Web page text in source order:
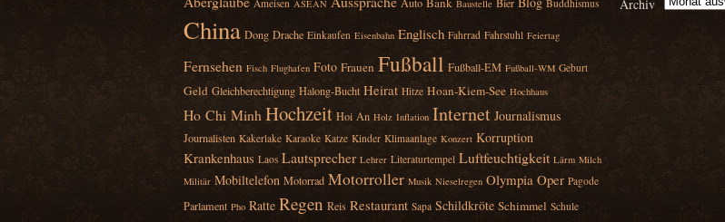
Ameisen ASEAN Auto Baustelle Bier Buddhismus
China Dong Drache Einkaufen Eisenbahn Englisch Fahrrad Fahrstuhl Feiertag
Fernsehen Fisch Flughafen Foto Frauen Fußball Fußball‑EM Fußball‑WM Geburt
Geld Gleichberechtigung Halong‑Bucht Heirat Hitze Hoan‑Kiem‑See Hochhaus
Ho Chi MinhHochzeit Hoi An Holz Inflation Internet Journalismus
Journalisten Kakerlake Karaoke Katze Kinder Klimaanlage Konzert Korruption
Krankenhaus Laos Lautsprecher Lehrer Literaturtempel Luftfeuchtigkeit Lärm Milch
Militär Mobiltelefon Motorrad Motorroller Musik Nieselregen Olympia Oper Pagode
Parlament Pho Ratte Regen Reis Restaurant Sapa Schildkröte Schimmel Schule
Archiv